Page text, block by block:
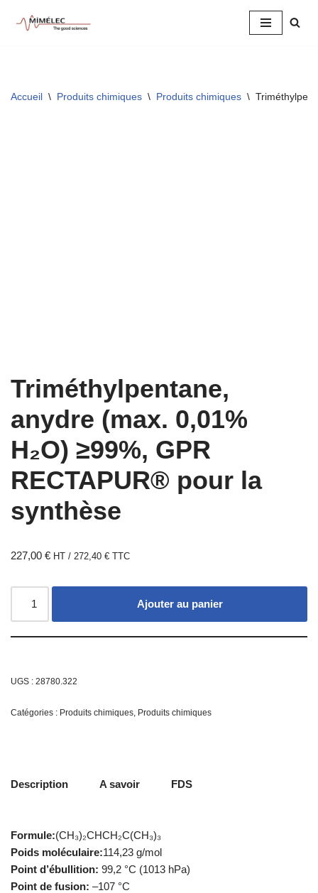
Accueil \ Produits chimiques \ Produits chimiques \
Triméthylpentane,
anydre (max. 0,01%
H₂O) ≥99%, GPR
RECTAPUR® pour la
synthèse
227,00 € HT / 272,40 € TTC
Ajouter au panier
UGS : 28780.322
Catégories : Produits chimiques Produits chimiques
Description A savoir FDS
Formule:(CH₃)₂CHCH₂C(CH₃)₃
Poids moléculaire:114,23 g/mol
Point d’ébullition: 99,2 °C (1013 hPa)
Point de fusion: –107 °C